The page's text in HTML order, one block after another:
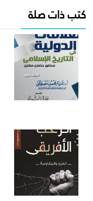
كتب ذات صلة